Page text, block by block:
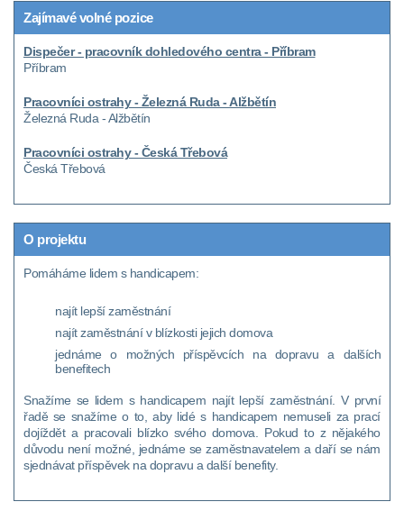
Zajímavé volné pozice
Dispečer - pracovník dohledového centra - Příbram
Příbram
Pracovníci ostrahy - Železná Ruda - Alžbětín
Železná Ruda - Alžbětín
Pracovníci ostrahy - Česká Třebová
Česká Třebová
O projektu
Pomáháme lidem s handicapem:
najít lepší zaměstnání
najít zaměstnání v blízkosti jejich domova
jednáme o možných příspěvcích na dopravu a dalších
benefitech
Snažíme se lidem s handicapem najít lepší zaměstnání. V první
řadě se snažíme o to, aby lidé s handicapem nemuseli za prací
dojíždět a pracovali blízko svého domova. Pokud to z nějakého
důvodu není možné, jednáme se zaměstnavatelem a daří se nám
sjednávat příspěvek na dopravu a další benefity.